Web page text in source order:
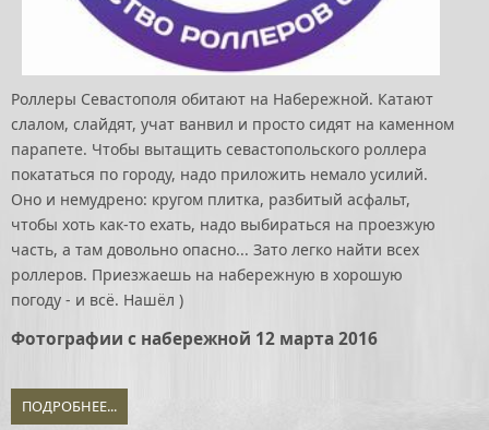
Роллеры Севастополя обитают на Набережной. Катают
слалом, слайдят, учат ванвил и просто сидят на каменном
парапете. Чтобы вытащить севастопольского роллера
покататься по городу, надо приложить немало усилий.
Оно и немудрено: кругом плитка, разбитый асфальт,
чтобы хоть как-то ехать, надо выбираться на проезжую
часть, а там довольно опасно... Зато легко найти всех
роллеров. Приезжаешь на набережную в хорошую
погоду - и всё. Нашёл )
Фотографии с набережной 12 марта 2016
ПОДРОБНЕЕ...